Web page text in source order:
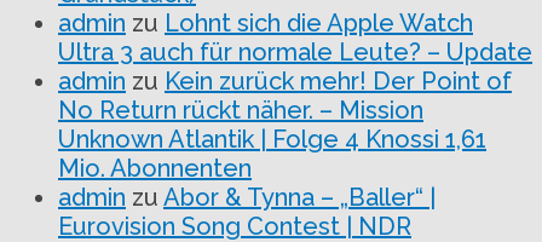
admin zu Lohnt sich die Apple Watch
Ultra 3 auch für normale Leute? – Update
admin zu Kein zurück mehr! Der Point of
No Return rückt näher. – Mission
Unknown Atlantik | Folge 4 Knossi 1,61
Mio. Abonnenten
admin zu Abor & Tynna – „Baller“ |
Eurovision Song Contest | NDR